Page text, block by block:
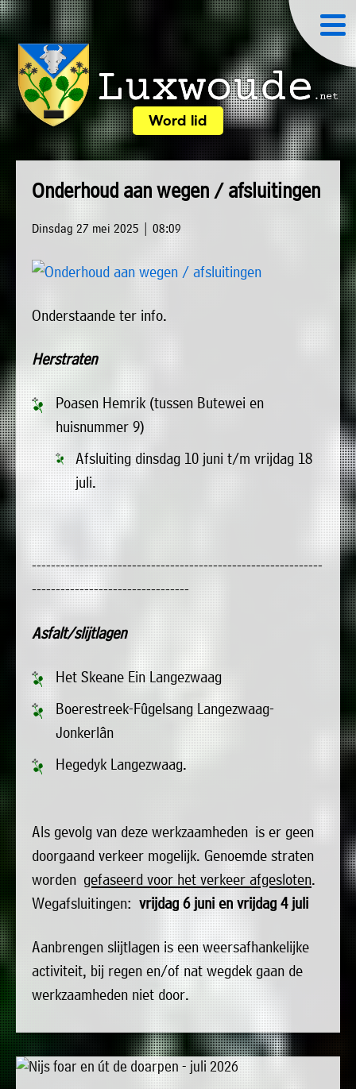
Word lid
Onderhoud aan wegen / afsluitingen
Dinsdag 27 mei 2025 | 08:09
Onderstaande ter info.
Herstraten
Poasen Hemrik (tussen Butewei en
huisnummer 9)
Afsluiting dinsdag 10 juni t/m vrijdag 18
juli.
-------------------------------------------------------------
---------------------------------
Asfalt/slijtlagen
Het Skeane Ein Langezwaag
Boerestreek-Fûgelsang Langezwaag-
Jonkerlân
Hegedyk Langezwaag.
Als gevolg van deze werkzaamheden is er geen
doorgaand verkeer mogelijk. Genoemde straten
worden gefaseerd voor het verkeer afgesloten.
Wegafsluitingen: vrijdag 6 juni en vrijdag 4 juli
Aanbrengen slijtlagen is een weersafhankelijke
activiteit, bij regen en/of nat wegdek gaan de
werkzaamheden niet door.
Welkom
Nieuws
Agenda
Verenigingen
»
Bedrijven
»
Plaatselijk
belang
Informatie
lidmaatschap
Trefpunt
Foto's
Historische
verhalen
Contact
Nieuwsbrieven
Opsterland
Luxwoude.net
website@luxwoude.net
Plaatselijk
belang
Op
moment
het
uit
de
volgende
personen:
Voorzitter
vacant
Secretaris
Michiel
Modderman
Penningmeester
vacant
Algemeen
Anco
Algemeen
Haan